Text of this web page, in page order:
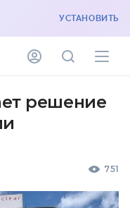
УСТАНОВИТЬ
решение
751